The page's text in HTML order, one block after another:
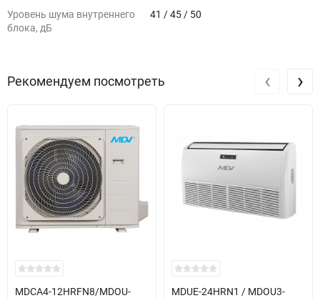
Уровень шума внутреннего
блока, дБ
41 / 45 / 50
Рекомендуем посмотреть
MDCA4-12HRFN8/MDOU-
MDUE-24HRN1 / MDOU3-
‹ ›